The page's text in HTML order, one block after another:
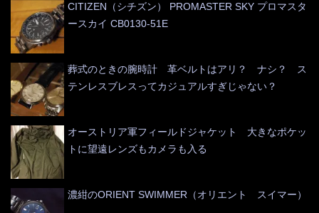
CITIZEN（シチズン） PROMASTER SKY プロマスタ
ースカイ CB0130-51E
葬式のときの腕時計 革ベルトはアリ？ ナシ？ ス
テンレスブレスってカジュアルすぎじゃない？
オーストリア軍フィールドジャケット 大きなポケッ
トに望遠レンズもカメラも入る
濃紺のORIENT SWIMMER（オリエント スイマー）